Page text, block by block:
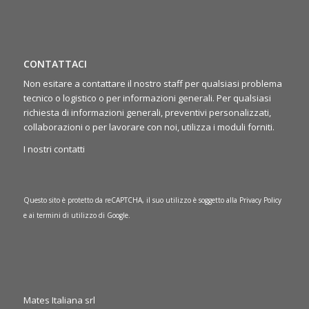
CONTATTACI
Non esitare a contattare il nostro staff per qualsiasi problema
tecnico o logistico o per informazioni generali. Per qualsiasi
richiesta di informazioni generali, preventivi personalizzati,
collaborazioni o per lavorare con noi, utilizza i moduli forniti.
I nostri contatti
Questo sito è protetto da reCAPTCHA, il suo utilizzo è soggetto alla Privacy Policy
e ai termini di utilizzodi Google.
Mates Italiana srl